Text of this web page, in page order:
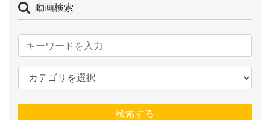
動画検索
検索する